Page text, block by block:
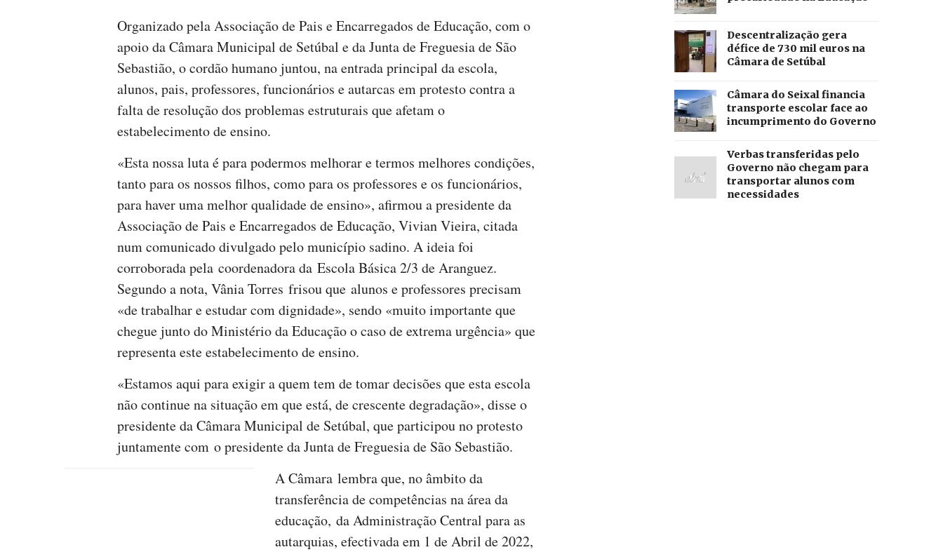
Organizado pela Associação de Pais e Encarregados de Educação, com o
apoio da Câmara Municipal de Setúbal e da Junta de Freguesia de São
Sebastião, o cordão humano juntou, na entrada principal da escola,
alunos, pais, professores, funcionários e autarcas em protesto contra a
falta de resolução dos problemas estruturais que afetam o
estabelecimento de ensino.
«Esta nossa luta é para podermos melhorar e termos melhores condições,
tanto para os nossos filhos, como para os professores e os funcionários,
para haver uma melhor qualidade de ensino», afirmou a presidente da
Associação de Pais e Encarregados de Educação, Vivian Vieira, citada
num comunicado divulgado pelo município sadino. A ideia foi
corroborada pela coordenadora da Escola Básica 2/3 de Aranguez.
Segundo a nota, Vânia Torres frisou que alunos e professores precisam
«de trabalhar e estudar com dignidade», sendo «muito importante que
chegue junto do Ministério da Educação o caso de extrema urgência» que
representa este estabelecimento de ensino.
«Estamos aqui para exigir a quem tem de tomar decisões que esta escola
não continue na situação em que está, de crescente degradação», disse o
presidente da Câmara Municipal de Setúbal, que participou no protesto
juntamente com o presidente da Junta de Freguesia de São Sebastião.
A Câmara lembra que, no âmbito da
transferência de competências na área da
educação, da Administração Central para as
autarquias, efectivada em 1 de Abril de 2022,
Descentralização gera
défice de 730 mil euros na
Câmara de Setúbal
Câmara do Seixal financia
transporte escolar face ao
incumprimento do Governo
Verbas transferidas pelo
Governo não chegam para
transportar alunos com
necessidades